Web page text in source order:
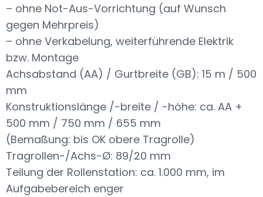
– ohne Not-Aus-Vorrichtung (auf Wunsch
gegen Mehrpreis)
– ohne Verkabelung, weiterführende Elektrik
bzw. Montage
Achsabstand (AA) / Gurtbreite (GB): 15 m / 500
mm
Konstruktionslänge /-breite / -höhe: ca. AA +
500 mm / 750 mm / 655 mm
(Bemaßung: bis OK obere Tragrolle)
Tragrollen-/Achs-Ø: 89/20 mm
Teilung der Rollenstation: ca. 1.000 mm, im
Aufgabebereich enger